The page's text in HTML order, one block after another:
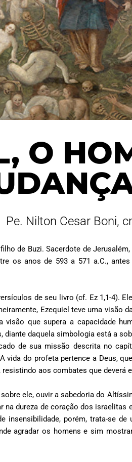
O
Pe. Nilton Cesar Boni,
de Buzi. Sacerdote de
os anos de 593 a 571 a.C.,
de seu livro (cf. Ez 1,1-4).
Ezequiel teve uma visão
que supera a capacidade
daquela simbologia está a
de sua missão descrita no
vida do profeta pertence a Deus,
aos combates que deverá
ele, ouvir a sabedoria do
na dureza de coração dos israelitas
insensibilidade, porém, trata-se
agradar os homens e sim